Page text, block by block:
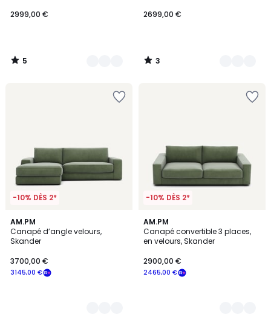
2999,00 €
5
/
2699,00 €
3
/
-10% DÈS 2*
AM.PM
Canapé d’angle velours,
Skander
3145,00 €
3700,00 €
15
Couleurs
-10% DÈS 2*
AM.PM
Canapé convertible 3 places,
en velours, Skander
2465,00 €
2900,00 €
15
Couleurs